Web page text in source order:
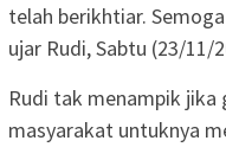
telah berikhtiar.
ujar Rudi, Sabtu (23/11/
Rudi tak menampik jika
masyarakat untuknya